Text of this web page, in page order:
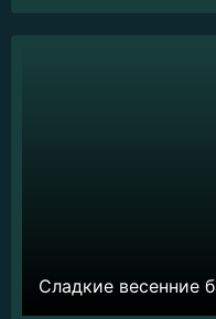
Сладкие весенние